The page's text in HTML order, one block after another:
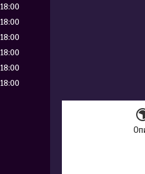
18:00
18:00
18:00
18:00
18:00
18:00